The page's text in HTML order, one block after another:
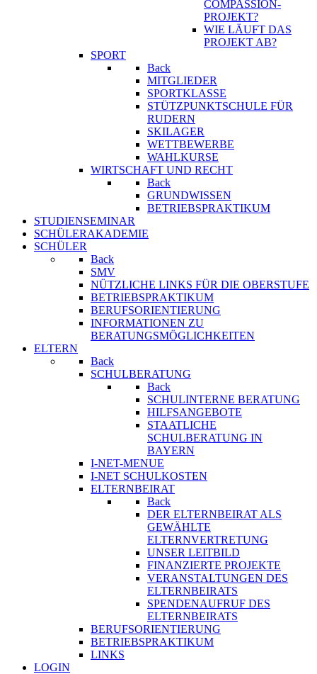
COMPASSION-
PROJEKT?
WIE LÄUFT DAS
PROJEKT AB?
SPORT
Back
MITGLIEDER
SPORTKLASSE
STÜTZPUNKTSCHULE FÜR
RUDERN
SKILAGER
WETTBEWERBE
WAHLKURSE
WIRTSCHAFT UND RECHT
Back
GRUNDWISSEN
BETRIEBSPRAKTIKUM
STUDIENSEMINAR
SCHÜLERAKADEMIE
SCHÜLER
Back
SMV
NÜTZLICHE LINKS FÜR DIE OBERSTUFE
BETRIEBSPRAKTIKUM
BERUFSORIENTIERUNG
INFORMATIONEN ZU
BERATUNGSMÖGLICHKEITEN
ELTERN
Back
SCHULBERATUNG
Back
SCHULINTERNE BERATUNG
HILFSANGEBOTE
STAATLICHE
SCHULBERATUNG IN
BAYERN
I-NET-MENUE
I-NET SCHULKOSTEN
ELTERNBEIRAT
Back
DER ELTERNBEIRAT ALS
GEWÄHLTE
ELTERNVERTRETUNG
UNSER LEITBILD
FINANZIERTE PROJEKTE
VERANSTALTUNGEN DES
ELTERNBEIRATS
SPENDENAUFRUF DES
ELTERNBEIRATS
BERUFSORIENTIERUNG
BETRIEBSPRAKTIKUM
LINKS
LOGIN